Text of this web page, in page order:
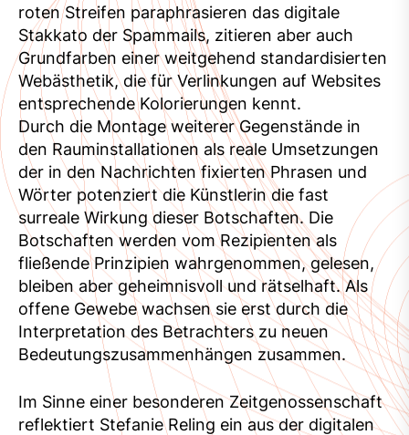
roten Streifen paraphrasieren das digitale
Stakkato der Spammails, zitieren aber auch
Grundfarben einer weitgehend standardisierten
Webästhetik, die für Verlinkungen auf Websites
entsprechende Kolorierungen kennt.
Durch die Montage weiterer Gegenstände in
den Rauminstallationen als reale Umsetzungen
der in den Nachrichten fixierten Phrasen und
Wörter potenziert die Künstlerin die fast
surreale Wirkung dieser Botschaften. Die
Botschaften werden vom Rezipienten als
fließende Prinzipien wahrgenommen, gelesen,
bleiben aber geheimnisvoll und rätselhaft. Als
offene Gewebe wachsen sie erst durch die
Interpretation des Betrachters zu neuen
Bedeutungszusammenhängen zusammen.
Im Sinne einer besonderen Zeitgenossenschaft
reflektiert Stefanie Reling ein aus der digitalen